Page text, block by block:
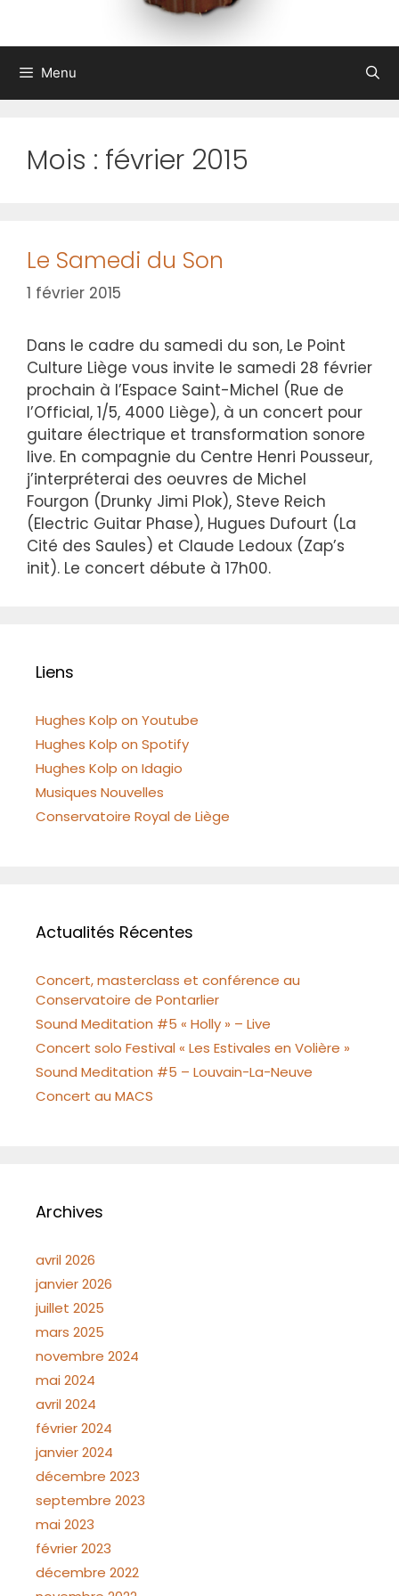
Menu
Mois : février 2015
Le Samedi du Son
1 février 2015
Dans le cadre du samedi du son, Le Point
Culture Liège vous invite le samedi 28 février
prochain à l’Espace Saint-Michel (Rue de
l’Official, 1/5, 4000 Liège), à un concert pour
guitare électrique et transformation sonore
live. En compagnie du Centre Henri Pousseur,
j’interpréterai des oeuvres de Michel
Fourgon (Drunky Jimi Plok), Steve Reich
(Electric Guitar Phase), Hugues Dufourt (La
Cité des Saules) et Claude Ledoux (Zap’s
init). Le concert débute à 17h00.
Liens
Hughes Kolp on Youtube
Hughes Kolp on Spotify
Hughes Kolp on Idagio
Musiques Nouvelles
Conservatoire Royal de Liège
Actualités Récentes
Concert, masterclass et conférence au
Conservatoire de Pontarlier
Sound Meditation #5 « Holly » – Live
Concert solo Festival « Les Estivales en Volière »
Sound Meditation #5 – Louvain-La-Neuve
Concert au MACS
Archives
avril 2026
janvier 2026
juillet 2025
mars 2025
novembre 2024
mai 2024
avril 2024
février 2024
janvier 2024
décembre 2023
septembre 2023
mai 2023
février 2023
décembre 2022